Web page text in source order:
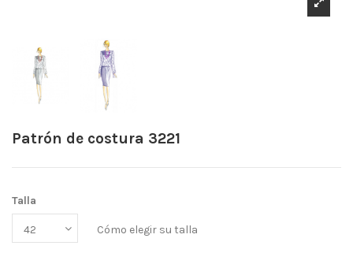
Patrón de costura 3221
Talla
Cómo elegir su talla